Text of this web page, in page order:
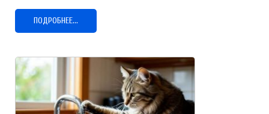
ПОДРОБНЕЕ...